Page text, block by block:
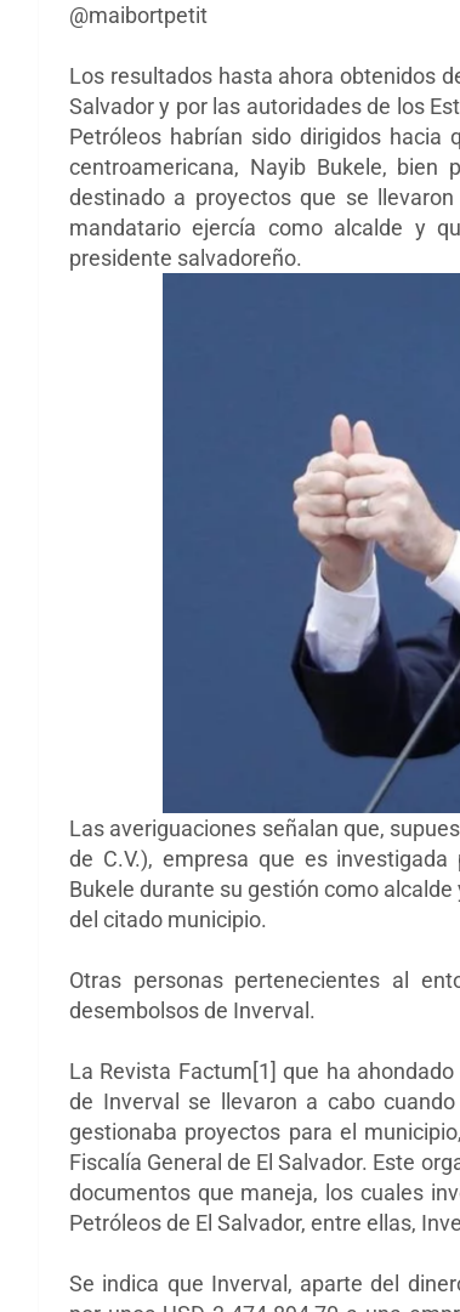
@maibortpetit
Los resultados hasta ahora obtenidos
Salvador y por las autoridades de los
Petróleos habrían sido dirigidos
centroamericana, Nayib Bukele, bien
destinado a proyectos que se
mandatario ejercía como alcalde y
presidente salvadoreño.
Las averiguaciones señalan que,
de C.V.), empresa que es
Bukele durante su gestión como
del citado municipio.
Otras personas pertenecientes al
desembolsos de Inverval.
La Revista Factum[1] que ha
de Inverval se llevaron a cabo
gestionaba proyectos para el
Fiscalía General de El Salvador. Este
documentos que maneja, los cuales
Petróleos de El Salvador, entre ellas,
Se indica que Inverval, aparte del